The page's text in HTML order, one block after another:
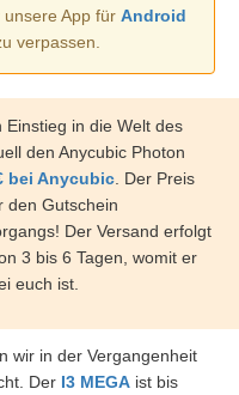
unsere App für Android
verpassen.
in die Welt des
den Anycubic Photon
bei Anycubic . Der Preis
den Gutschein
Der Versand erfolgt
3 bis 6 Tagen, womit er
euch ist.
wir in der Vergangenheit
Der I3 MEGA ist bis